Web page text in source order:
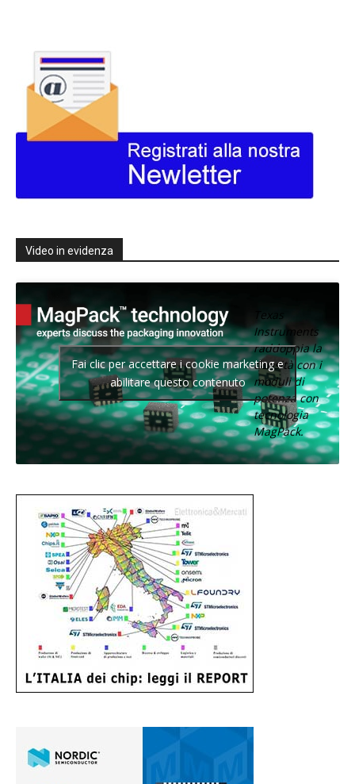
Video in evidenza
Texas
Instruments
raddoppia la
densità con i
moduli di
potenza con
tecnologia
MagPack.
Fai clic per accettare i cookie marketing e
abilitare questo contenuto